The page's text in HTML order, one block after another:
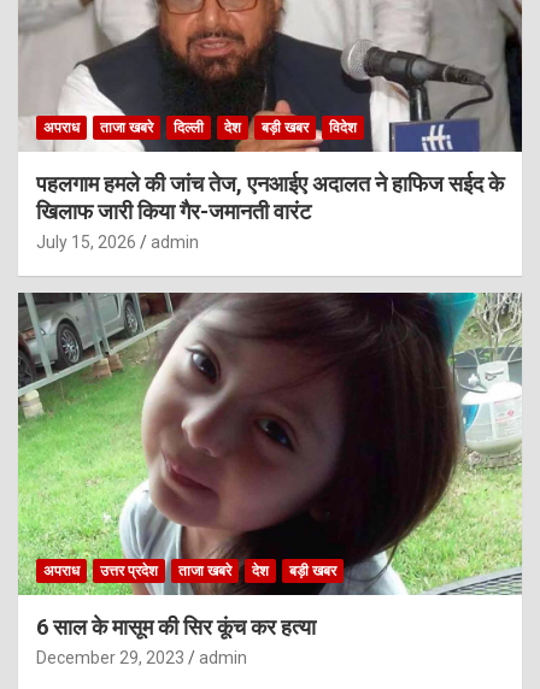
अपराध ताजा खबरे दिल्ली देश बड़ी खबर विदेश
पहलगाम हमले की जांच तेज, एनआईए अदालत ने हाफिज सईद के
खिलाफ जारी किया गैर-जमानती वारंट
July 15, 2026 admin
अपराध उत्तर प्रदेश ताजा खबरे देश बड़ी खबर
6 साल के मासूम की सिर कूंच कर हत्या
December 29, 2023 admin